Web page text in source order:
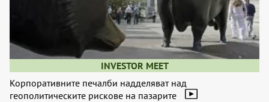
INVESTOR MEET
Корпоративните печалби надделяват над
геополитическите рискове на пазарите